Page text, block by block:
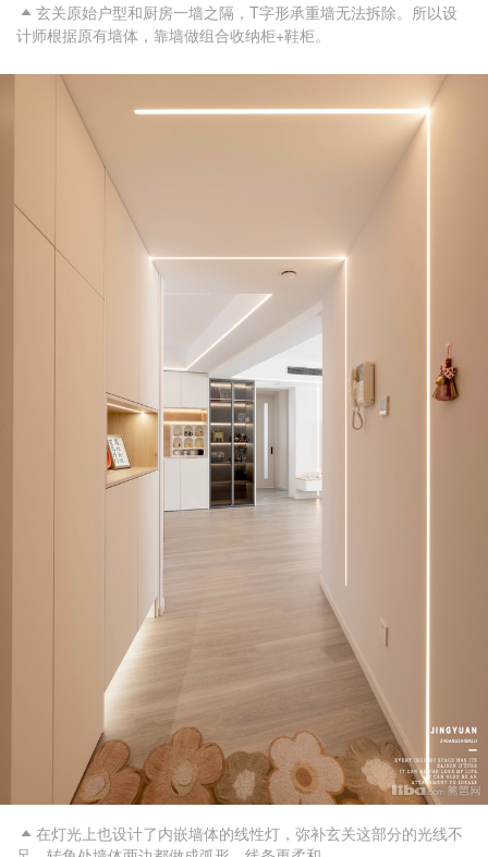
 玄关原始户型和厨房一墙之隔，T字形承重墙无法拆除。所以设
计师根据原有墙体，靠墙做组合收纳柜+鞋柜。
 在灯光上也设计了内嵌墙体的线性灯，弥补玄关这部分的光线不